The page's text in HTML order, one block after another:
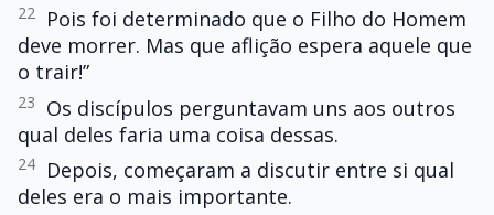
22
Pois foi determinado que o Filho do Homem
deve morrer. Mas que aflição espera aquele que
o trair!”
23
Os discípulos perguntavam uns aos outros
qual deles faria uma coisa dessas.
24
Depois, começaram a discutir entre si qual
deles era o mais importante.